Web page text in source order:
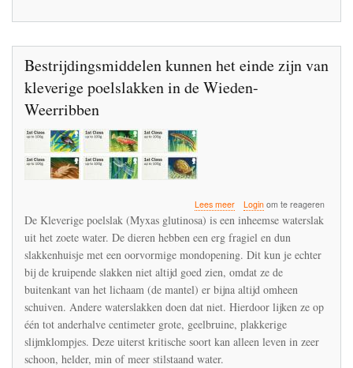
de
Bestrijdingsmiddelen kunnen het einde zijn van
kleverige poelslakken in de Wieden-
Weerribben
Lees meerover
Bestrijdingsmiddelen
het
einde
zijn
van
kleverige
poelslakken
in
de
Loginom te reageren
De Kleverige poelslak (Myxas glutinosa) is een inheemse waterslak
uit het zoete water. De dieren hebben een erg fragiel en dun
slakkenhuisje met een oorvormige mondopening. Dit kun je echter
bij de kruipende slakken niet altijd goed zien, omdat ze de
buitenkant van het lichaam (de mantel) er bijna altijd omheen
schuiven. Andere waterslakken doen dat niet. Hierdoor lijken ze op
één tot anderhalve centimeter grote, geelbruine, plakkerige
slijmklompjes. Deze uiterst kritische soort kan alleen leven in zeer
schoon, helder, min of meer stilstaand water.